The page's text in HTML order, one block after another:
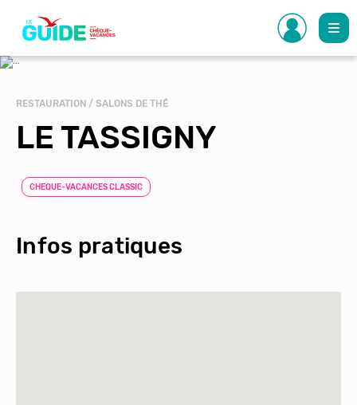
contenu
principal
RESTAURATION / SALONS DE THÉ
LE TASSIGNY
CHEQUE-VACANCES CLASSIC
Infos pratiques